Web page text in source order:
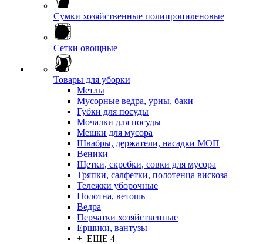
Сумки хозяйственные полипропиленовые
Сетки овощные
Товары для уборки
Метлы
Мусорные ведра, урны, баки
Губки для посуды
Мочалки для посуды
Мешки для мусора
Швабры, держатели, насадки МОП
Веники
Щетки, скребки, совки для мусора
Тряпки, салфетки, полотенца вискоза
Тележки уборочные
Полотна, ветошь
Ведра
Перчатки хозяйственные
Ершики, вантузы
+ ЕЩЕ 4